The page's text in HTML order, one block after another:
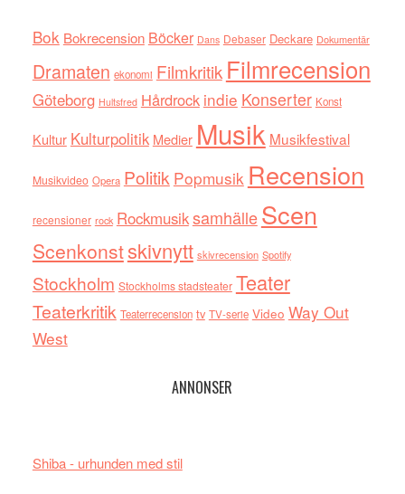
Bok Bokrecension Böcker Dans Debaser Deckare Dokumentär
Dramaten ekonomi Filmkritik Filmrecension
Göteborg Hultsfred Hårdrock indie Konserter Konst
Kultur Kulturpolitik Medier Musik Musikfestival
Musikvideo Opera Politik Popmusik Recension
recensioner rock RockmusiksamhälleScen
Scenkonstskivnytt skivrecension Spotify
Stockholm Stockholms stadsteater Teater
Teaterkritik Teaterrecension tv TV-serie Video Way Out
West
ANNONSER
Shiba - urhunden med stil